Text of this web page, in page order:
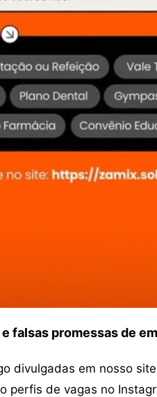
falsas promessas de
divulgadas em nosso
perfis de vagas no